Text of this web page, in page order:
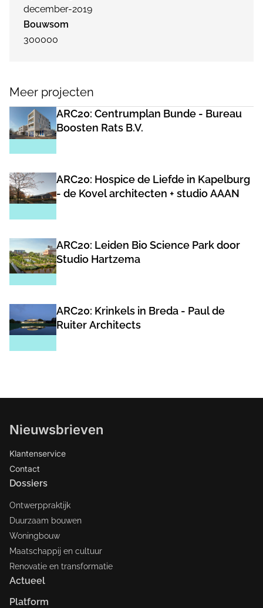
december-2019
Bouwsom
300000
Meer projecten
ARC20: Centrumplan Bunde - Bureau
Boosten Rats B.V.
ARC20: Hospice de Liefde in Kapelburg
- de Kovel architecten + studio AAAN
ARC20: Leiden Bio Science Park door
Studio Hartzema
ARC20: Krinkels in Breda - Paul de
Ruiter Architects
Nieuwsbrieven
Klantenservice
Contact
Dossiers
Ontwerppraktijk
Duurzaam bouwen
Woningbouw
Maatschappij en cultuur
Renovatie en transformatie
Actueel
Platform